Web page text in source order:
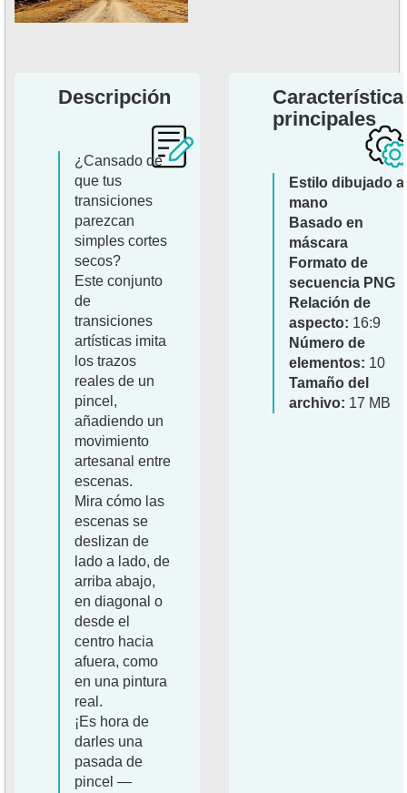
Descripción
¿Cansado de
que tus
transiciones
parezcan
simples cortes
secos?
Este conjunto
de
transiciones
artísticas imita
los trazos
reales de un
pincel,
añadiendo un
movimiento
artesanal entre
escenas.
Mira cómo las
escenas se
deslizan de
lado a lado, de
arriba abajo,
en diagonal o
desde el
centro hacia
afuera, como
en una pintura
real.
¡Es hora de
darles una
pasada de
pincel —
principales
Estilo dibujado a
mano
Basado en
máscara
Formato de
secuencia PNG
Relación de
aspecto: 16:9
Número de
elementos: 10
Tamaño del
archivo: 17 MB